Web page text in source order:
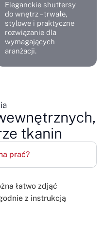
Eleganckie shuttersy
do wnętrz – trwałe,
stylowe i praktyczne
rozwiązanie dla
wymagających
aranżacji.
tkanin
prać?
łatwo zdjąć
z instrukcją